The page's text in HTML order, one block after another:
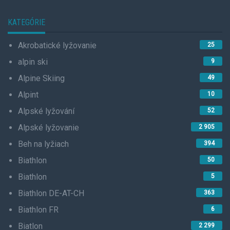
KATEGÓRIE
Akrobatické lyžovanie 25
alpin ski 9
Alpine Skiing 49
Alpint 10
Alpské lyžování 52
Alpské lyžovanie 2 905
Beh na lyžiach 394
Biathlon 50
Biathlon 5
Biathlon DE-AT-CH 363
Biathlon FR 6
Biatlon 2 299